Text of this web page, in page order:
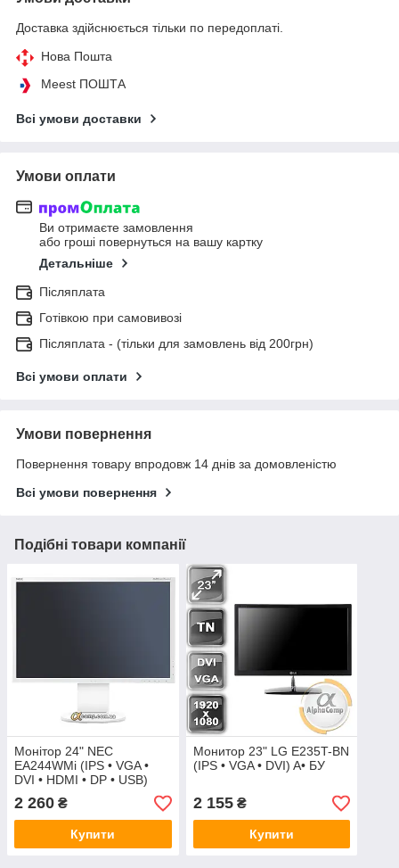
Доставка здійснюється тільки по передоплаті.
Нова Пошта
Meest ПОШТА
Всі умови доставки
Умови оплати
Ви отримаєте замовлення
або гроші повернуться на вашу картку
Детальніше
Післяплата
Готівкою при самовивозі
Післяплата - (тільки для замовлень від 200грн)
Всі умови оплати
Умови повернення
Повернення товару впродовж 14 днів за домовленістю
Всі умови повернення
Подібні товари компанії
Монітор 24" NEC
EA244WMi (IPS • VGA •
DVI • HDMI • DP • USB)
2 260 ₴
Купити
Монитор 23" LG E235T-BN
(IPS • VGA • DVI) A• БУ
2 155₴
Купити